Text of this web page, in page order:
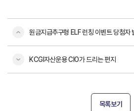
원금지급추구형 ELF 런칭 이벤트 당첨자
KCGI자산운용 CIO가 드리는 편지
목록보기